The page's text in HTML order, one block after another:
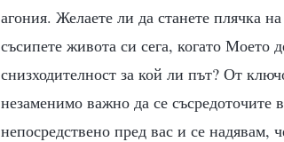
агония. Желаете ли да станете плячка
съсипете живота си сега, когато Моето
снизходителност за кой ли път? От
незаменимо важно да се
непосредствено пред вас и се